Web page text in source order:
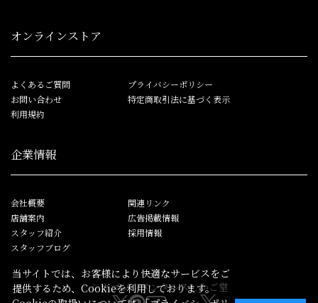
オンラインストア
よくあるご質問
お問い合わせ
利用規約
プライバシーポリシー
特定商取引法に基づく表示
企業情報
会社概要
店舗案内
スタッフ紹介
スタッフブログ
関連リンク
広告掲載情報
採用情報
シカゴレジメンタルスしかご堂
当サイトでは、お客様により快適なサービスをご
提供するため、Cookieを利用しております。